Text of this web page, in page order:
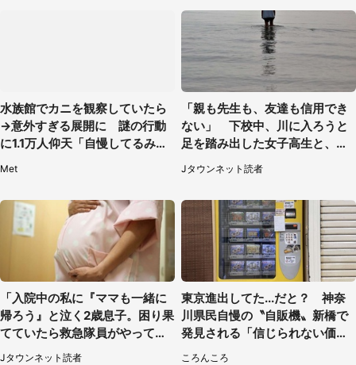
水族館でカニを観察していたら
→意外すぎる展開に 謎の行動
に1.1万人仰天「自慢してるみた
Met
「親も先生も、友達も信用でき
ない」 下校中、川に入ろうと
足を踏み出した女子高生と、彼
女を止めた予想外の存在
Jタウンネット読者
「入院中の私に『ママも一緒に
帰ろう』と泣く2歳息子。困り果
てていたら救急隊員がやってき
て...」（大阪府・50代女性）
Jタウンネット読者
東京進出してた...だと？ 神奈
川県民自慢の〝自販機〟新橋で
発見される「信じられない価格
ころんころ